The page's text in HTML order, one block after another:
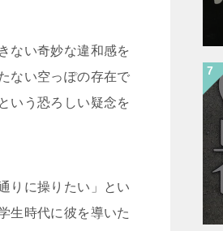
ない奇妙な違和感を
ない空っぽの存在で
いう恐ろしい疑念を
りに操りたい」とい
生時代に彼を導いた